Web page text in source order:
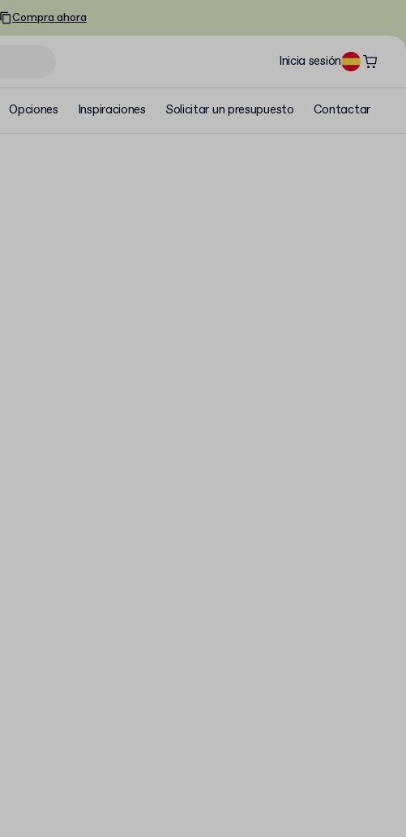
Compra ahora
Inicia sesión
Opciones Inspiraciones Solicitar un presupuesto Contactar